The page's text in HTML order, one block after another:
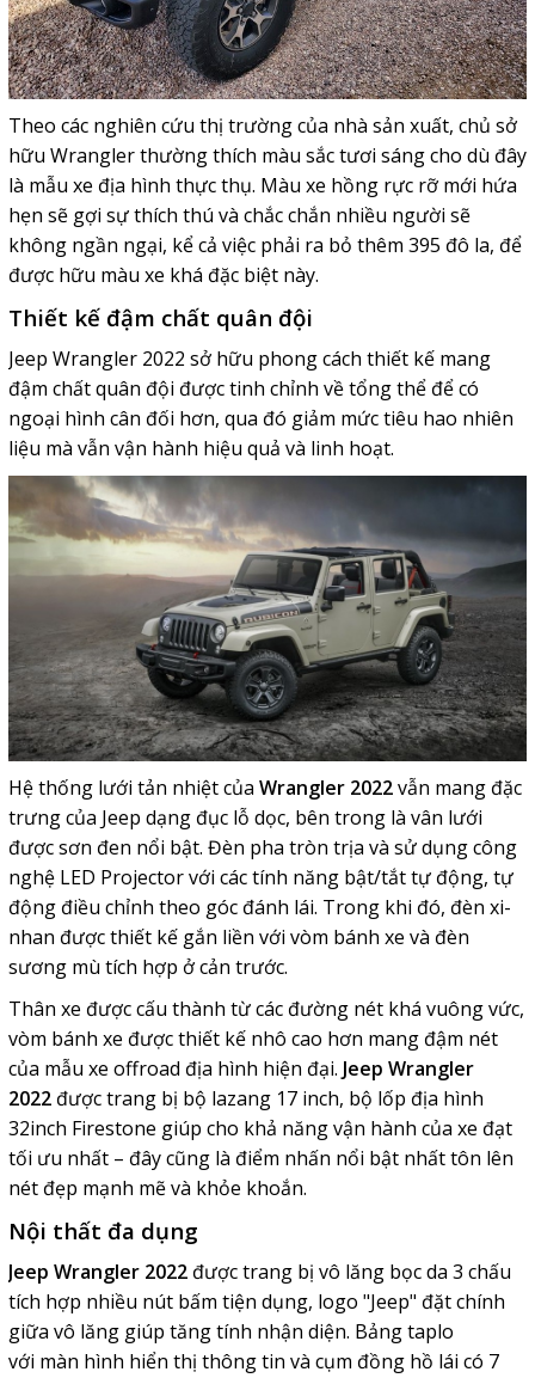
Theo các nghiên cứu thị trường của nhà sản xuất, chủ sở
hữu Wrangler thường thích màu sắc tươi sáng cho dù đây
là mẫu xe địa hình thực thụ. Màu xe hồng rực rỡ mới hứa
hẹn sẽ gợi sự thích thú và chắc chắn nhiều người sẽ
không ngần ngại, kể cả việc phải ra bỏ thêm 395 đô la, để
được hữu màu xe khá đặc biệt này.
Thiết kế đậm chất quân đội
Jeep Wrangler 2022 sở hữu phong cách thiết kế mang
đậm chất quân đội được tinh chỉnh về tổng thể để có
ngoại hình cân đối hơn, qua đó giảm mức tiêu hao nhiên
liệu mà vẫn vận hành hiệu quả và linh hoạt.
Hệ thống lưới tản nhiệt của Wrangler 2022vẫn mang đặc
trưng của Jeep dạng đục lỗ dọc, bên trong là vân lưới
được sơn đen nổi bật. Đèn pha tròn trịa và sử dụng công
nghệ LED Projector với các tính năng bật/tắt tự động, tự
động điều chỉnh theo góc đánh lái. Trong khi đó, đèn xi-
nhan được thiết kế gắn liền với vòm bánh xe và đèn
sương mù tích hợp ở cản trước.
Thân xe được cấu thành từ các đường nét khá vuông vức,
vòm bánh xe được thiết kế nhô cao hơn mang đậm nét
của mẫu xe offroad địa hình hiện đại. Jeep Wrangler
2022 được trang bị bộ lazang 17 inch, bộ lốp địa hình
32inch Firestone giúp cho khả năng vận hành của xe đạt
tối ưu nhất – đây cũng là điểm nhấn nổi bật nhất tôn lên
nét đẹp mạnh mẽ và khỏe khoắn.
Nội thất đa dụng
Jeep Wrangler 2022 được trang bị vô lăng bọc da 3 chấu
tích hợp nhiều nút bấm tiện dụng, logo "Jeep" đặt chính
giữa vô lăng giúp tăng tính nhận diện. Bảng taplo
với màn hình hiển thị thông tin và cụm đồng hồ lái có 7